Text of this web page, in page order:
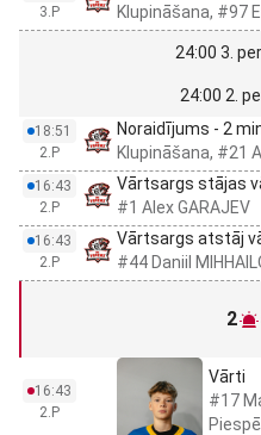
3.P
Klupināšana, #97
24:00 3.
24:00 2.
18:51
2.P
Noraidījums - 2
Klupināšana, #21
16:43
2.P
Vārtsargs stājas
#1 Alex GARAJEV
16:43
2.P
Vārtsargs atstāj
#44 Daniil
2
16:43
2.P
Vārti
#17